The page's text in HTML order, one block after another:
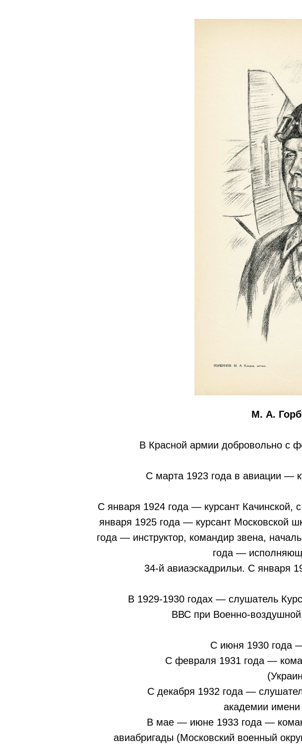
М. А.
В Красной армии добровольно с
С марта 1923 года в авиации —
С января 1924 года — курсант Качинской,
января 1925 года — курсант Московской
года — инструктор, командир звена,
года —
34-й авиаэскадрильи. С января
В 1929-1930 годах — слушатель
ВВС при Военно-
С июня 1930 года
С февраля 1931 года —
С декабря 1932 года —
академии
В мае — июне 1933 года —
авиабригады (Московский военный